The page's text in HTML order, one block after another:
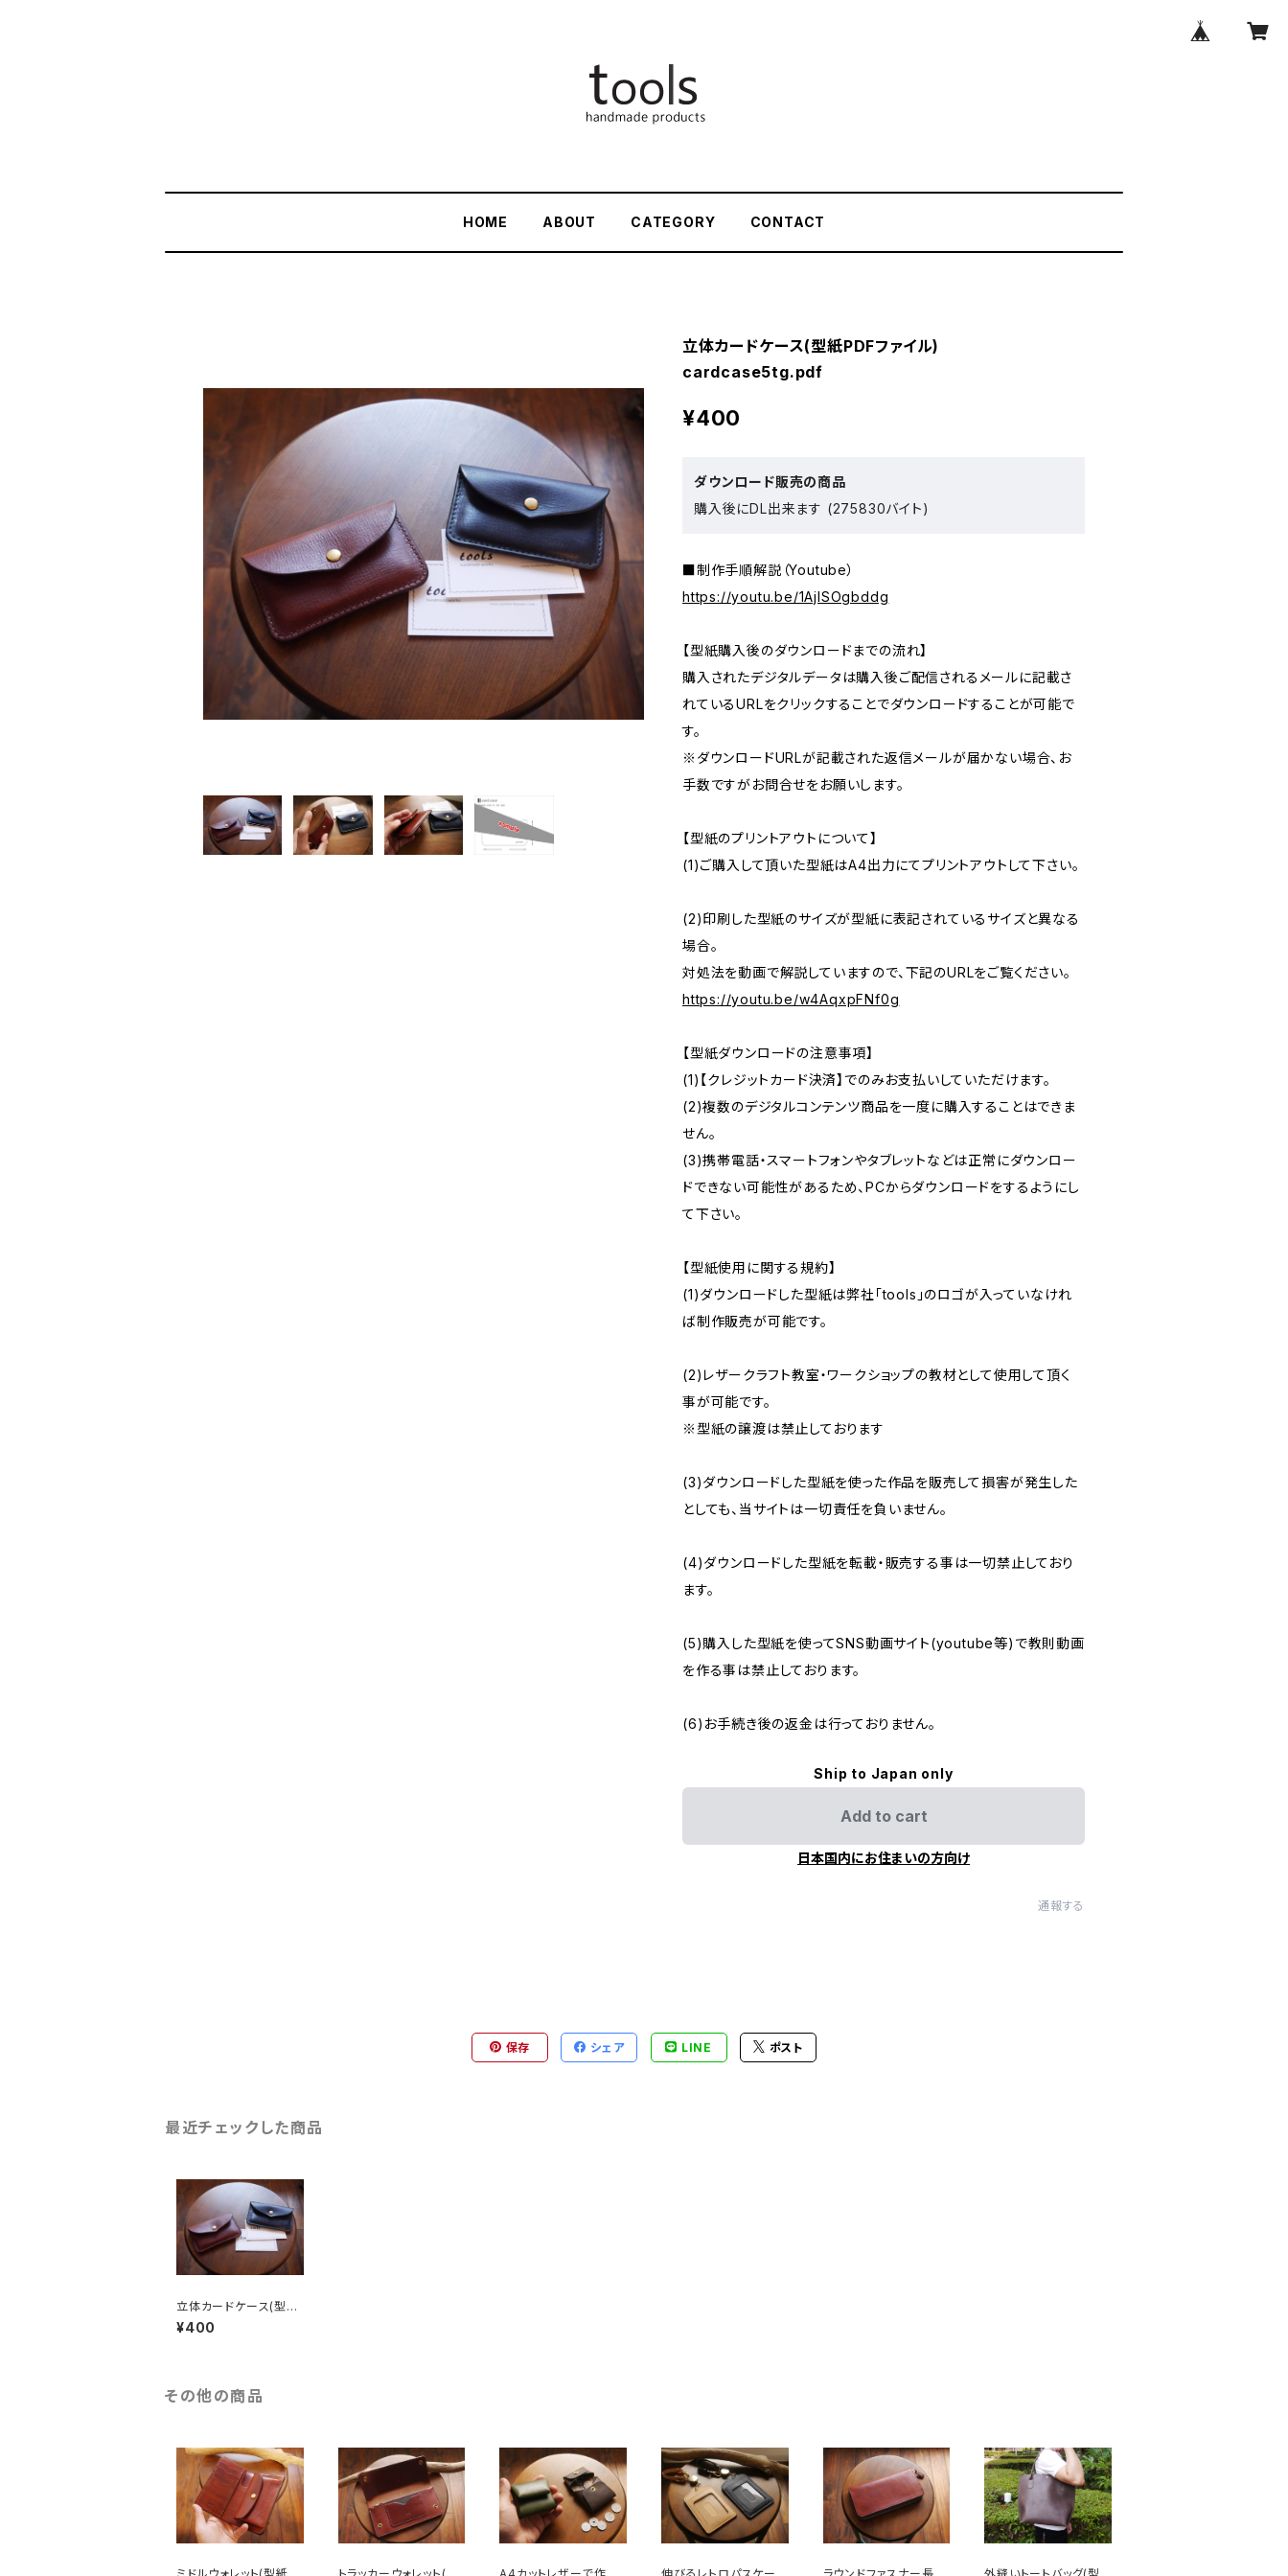
HOME ABOUT CATEGORY CONTACT
立体カードケース(型紙PDFファイル)
cardcase5tg.pdf
¥400
ダウンロード販売の商品
購入後にDL出来ます (275830バイト)
■制作手順解説（Youtube）
https://youtu.be/1AjISOgbddg
【型紙購入後のダウンロードまでの流れ】
購入されたデジタルデータは購入後ご配信されるメールに記載さ
れているURLをクリックすることでダウンロードすることが可能で
す。
※ダウンロードURLが記載された返信メールが届かない場合、お
手数ですがお問合せをお願いします。
【型紙のプリントアウトについて】
(1)ご購入して頂いた型紙はA4出力にてプリントアウトして下さい。
(2)印刷した型紙のサイズが型紙に表記されているサイズと異なる
場合。
対処法を動画で解説していますので、下記のURLをご覧ください。
https://youtu.be/w4AqxpFNf0g
【型紙ダウンロードの注意事項】
(1)【クレジットカード決済】でのみお支払いしていただけます。
(2)複数のデジタルコンテンツ商品を一度に購入することはできま
せん。
(3)携帯電話・スマートフォンやタブレットなどは正常にダウンロー
ドできない可能性があるため、PCからダウンロードをするようにし
て下さい。
【型紙使用に関する規約】
(1)ダウンロードした型紙は弊社「tools」のロゴが入っていなけれ
ば制作販売が可能です。
(2)レザークラフト教室・ワークショップの教材として使用して頂く
事が可能です。
※型紙の譲渡は禁止しております
(3)ダウンロードした型紙を使った作品を販売して損害が発生した
としても、当サイトは一切責任を負いません。
(4)ダウンロードした型紙を転載・販売する事は一切禁止しており
ます。
(5)購入した型紙を使ってSNS動画サイト(youtube等)で教則動画
を作る事は禁止しております。
(6)お手続き後の返金は行っておりません。
Ship to Japan only
Add to cart
日本国内にお住まいの方向け
通報する
保存 シェア LINE ポスト
最近チェックした商品
立体カードケース(型紙
PDFファイル)
¥400
その他の商品